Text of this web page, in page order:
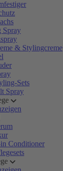
Spray
& Stylingcreme
Sets
Spray
Conditioner